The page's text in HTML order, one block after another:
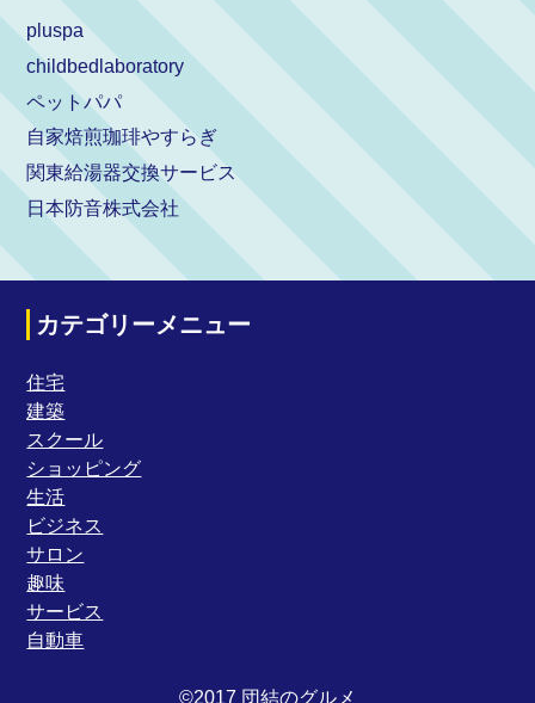
pluspa
childbedlaboratory
ペットパパ
自家焙煎珈琲やすらぎ
関東給湯器交換サービス
日本防音株式会社
カテゴリーメニュー
住宅
建築
スクール
ショッピング
生活
ビジネス
サロン
趣味
サービス
自動車
©2017 団結のグルメ